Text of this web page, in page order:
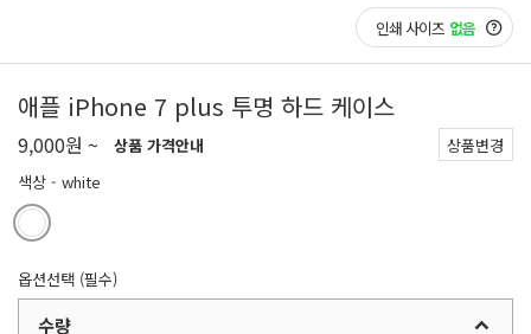
인쇄 사이즈 없음
애플 iPhone 7 plus 투명 하드 케이스
9,000원 ~ 상품 가격안내
상품변경
색상 - white
옵션선택 (필수)
수량